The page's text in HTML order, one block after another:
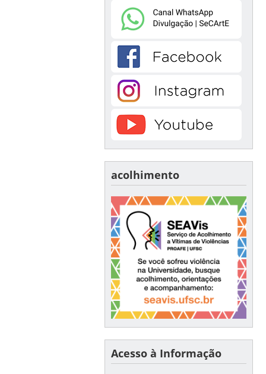
acolhimento
Acesso à Informação